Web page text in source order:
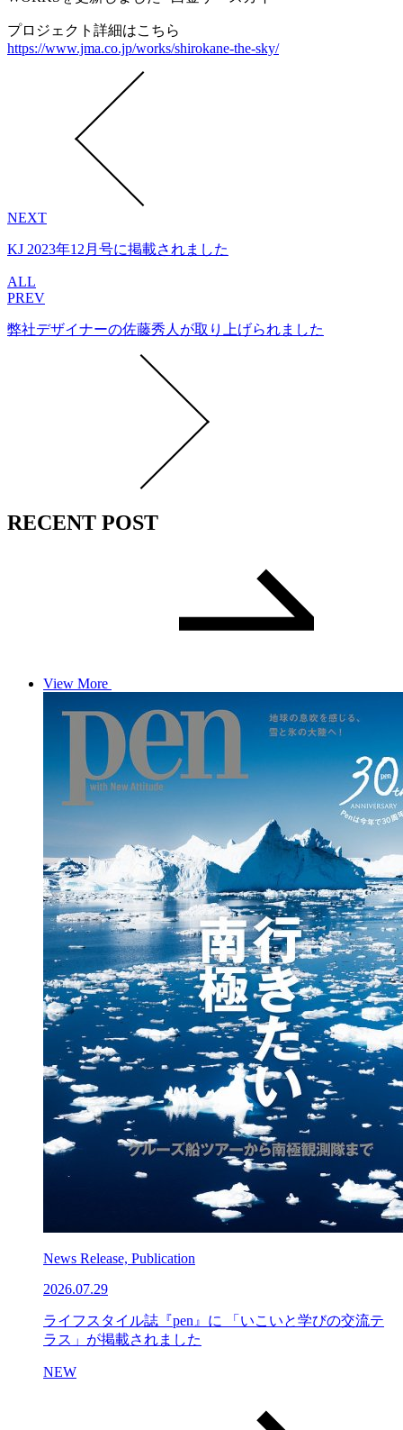
プロジェクト詳細はこちら
https://www.jma.co.jp/works/shirokane-the-sky/
NEXT
KJ 2023年12月号に掲載されました
ALL
PREV
弊社デザイナーの佐藤秀人が取り上げられました
RECENT POST
View More
News Release, Publication
2026.07.29
ライフスタイル誌『pen』に 「いこいと学びの交流テ
ラス」が掲載されました
NEW